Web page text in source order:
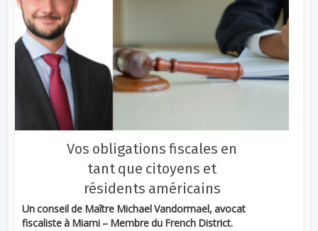
Vos obligations fiscales en
tant que citoyens et
résidents américains
Un conseil de Maître Michael Vandormael, avocat
fiscaliste à Miami – Membre du French District.